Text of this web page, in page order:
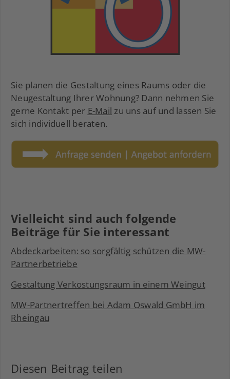
Sie planen die Gestaltung eines Raums oder die
Neugestaltung Ihrer Wohnung? Dann nehmen Sie
gerne Kontakt per E-Mail zu uns auf und lassen Sie
sich individuell beraten.
Vielleicht sind auch folgende
Beiträge für Sie interessant
Abdeckarbeiten: so sorgfältig schützen die MW-
Partnerbetriebe
Gestaltung Verkostungsraum in einem Weingut
MW-Partnertreffen bei Adam Oswald GmbH im
Rheingau
Diesen Beitrag teilen